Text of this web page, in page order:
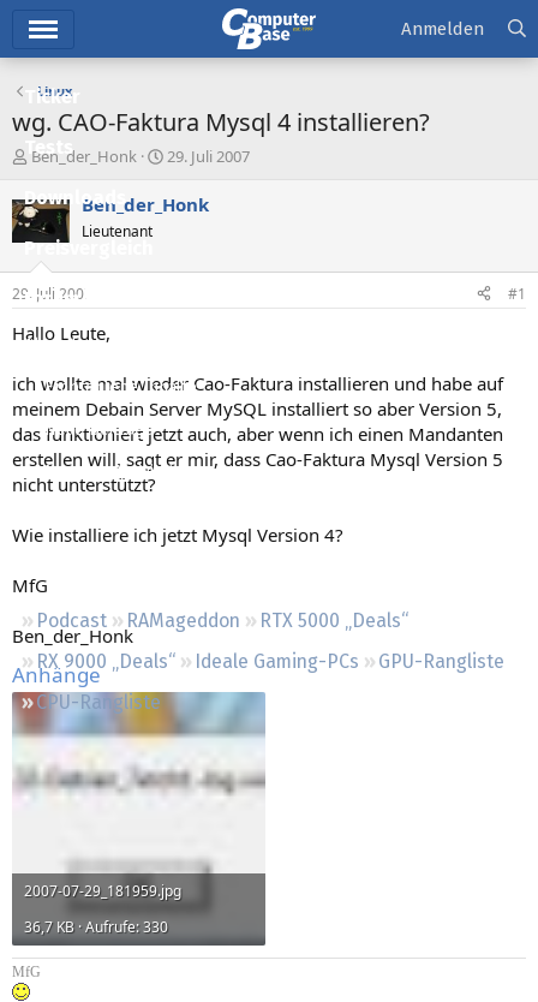
Ticker
Tests
Downloads
Preisvergleich
Forum
Aktuelles
Empfohlene Inhalte
Neue Beiträge
Neueste Aktivitäten
Podcast RAMageddon
RTX 5000 „Deals“
RX 9000 „Deals“
Ideale Gaming-PCs
GPU-Rangliste
CPU-Rangliste
Anmelden
Linux
wg. CAO-Faktura Mysql 4 installieren?
E
s
t
e
e
r
Ben_der_Honk
E
s
t
29. Juli 2007
Ben_der_Honk
Lieutenant
29. Juli 2007 #1
Hallo Leute,
ich wollte mal wieder Cao-Faktura installieren und habe auf
meinem Debain Server MySQL installiert so aber Version 5,
das funktioniert jetzt auch, aber wenn ich einen Mandanten
erstellen will, sagt er mir, dass Cao-Faktura Mysql Version 5
nicht unterstützt?
Wie installiere ich jetzt Mysql Version 4?
MfG
Ben_der_Honk
Anhänge
2007-07-29_181959.jpg
36,7 KB · Aufrufe: 330
MfG